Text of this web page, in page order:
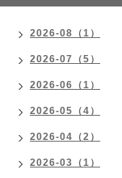
2026-08（1）
2026-07（5）
2026-06（1）
2026-05（4）
2026-04（2）
2026-03（1）